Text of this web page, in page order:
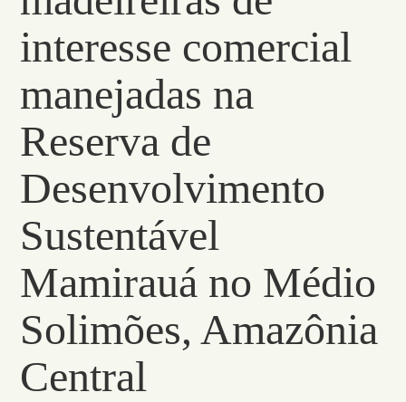
interesse comercial
manejadas na
Reserva de
Desenvolvimento
Sustentável
Mamirauá no Médio
Solimões, Amazônia
Central